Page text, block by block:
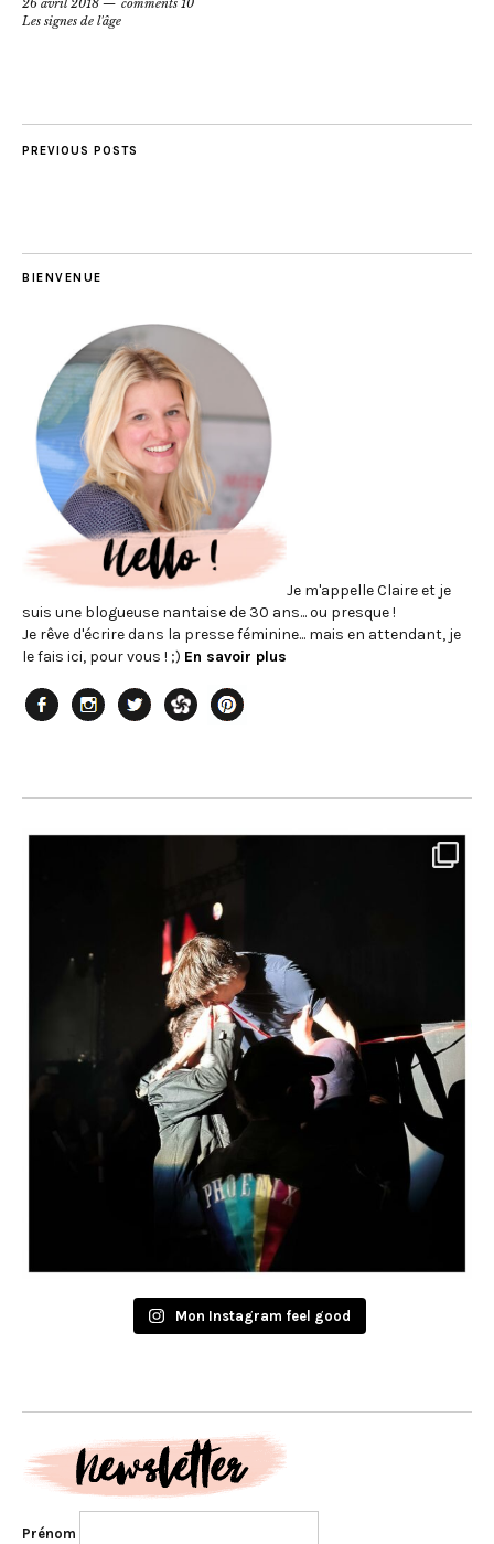
26 avril 2018
comments 10
Les signes de l'âge
PREVIOUS POSTS
BIENVENUE
Je m'appelle Claire et je
suis une blogueuse nantaise de 30 ans... ou presque !
Je rêve d'écrire dans la presse féminine... mais en attendant, je
le fais ici, pour vous ! ;) En savoir plus
Mon Instagram feel good
Prénom